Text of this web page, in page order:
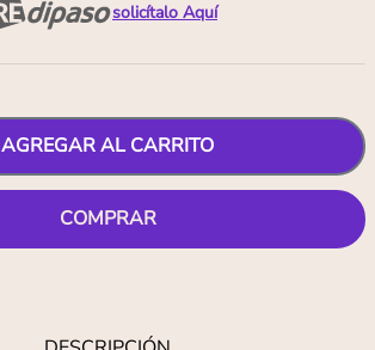
solicítalo Aquí
AGREGAR AL CARRITO
COMPRAR